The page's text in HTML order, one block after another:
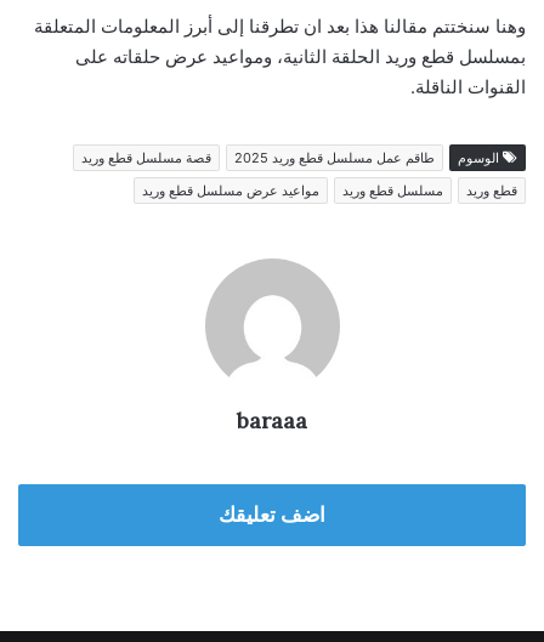
وهنا سنختتم مقالنا هذا بعد ان تطرقنا إلى أبرز المعلومات المتعلقة
بمسلسل قطع وريد الحلقة الثانية، ومواعيد عرض حلقاته على
القنوات الناقلة.
الوسوم طاقم عمل مسلسل قطع وريد 2025
قصة مسلسل قطع وريد
قطع وريد
مسلسل قطع وريد مواعيد عرض مسلسل قطع وريد
baraaa
اضف تعليقك